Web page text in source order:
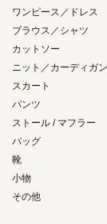
ワンピース／ドレス
ブラウス／シャツ
カットソー
ニット／カーディガン
スカート
パンツ
ストール / マフラー
バッグ
靴
小物
その他